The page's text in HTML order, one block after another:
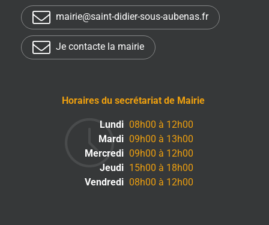
mairie@saint-didier-sous-aubenas.fr
Je contacte la mairie
Horaires du secrétariat de Mairie
Lundi 08h00 à 12h00
Mardi 09h00 à 13h00
Mercredi 09h00 à 12h00
Jeudi 15h00 à 18h00
Vendredi 08h00 à 12h00